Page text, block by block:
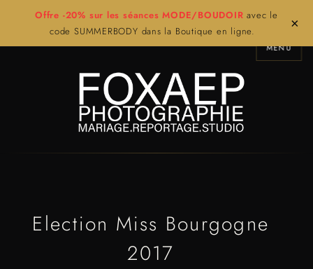
Offre -20% sur les séances MODE/BOUDOIR avec le
code SUMMERBODY dans la Boutique en ligne.
×
MENU
Election Miss Bourgogne
2017